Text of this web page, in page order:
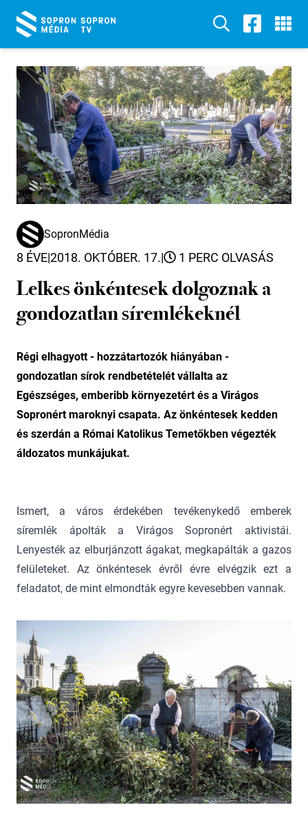
SopronMédia
8 ÉVE|2018. OKTÓBER. 17.| 1 PERC OLVASÁS
Lelkes önkéntesek dolgoznak a
gondozatlan síremlékeknél
Régi elhagyott - hozzátartozók hiányában -
gondozatlan sírok rendbetételét vállalta az
Egészséges, emberibb környezetért és a Virágos
Sopronért maroknyi csapata. Az önkéntesek kedden
és szerdán a Római Katolikus Temetőkben végezték
áldozatos munkájukat.
Ismert, a város érdekében tevékenykedő emberek
síremlék ápolták a Virágos Sopronért aktivistái.
Lenyesték az elburjánzott ágakat, megkapálták a gazos
felületeket. Az önkéntesek évről évre elvégzik ezt a
feladatot, de mint elmondták egyre kevesebben vannak.